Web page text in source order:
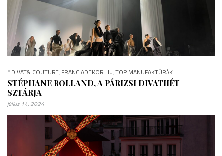
*DIVAT& COUTURE, FRANCIADEKOR.HU,TOP MANUFAKTÚRÁK
STÉPHANE ROLLAND, A PÁRIZSI DIVATHÉT
SZTÁRJA
július 14, 2024